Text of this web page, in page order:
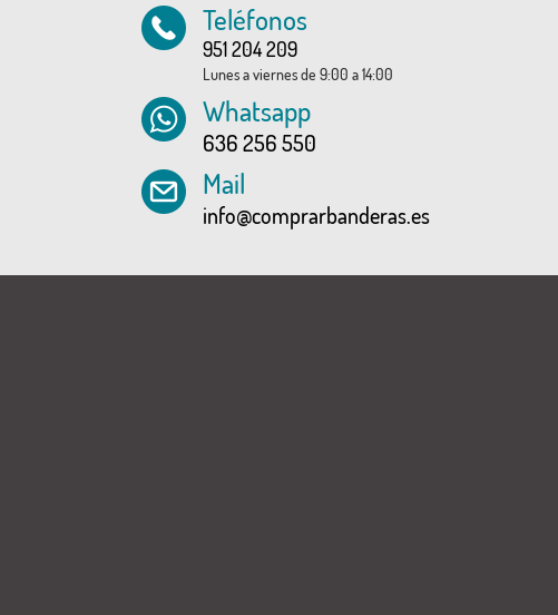
Teléfonos
951 204 209
Lunes a viernes de 9:00 a 14:00
Whatsapp
636 256 550
Mail
info@comprarbanderas.es